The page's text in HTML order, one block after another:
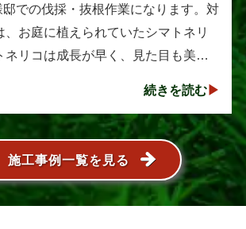
での伐採・抜根作業になります。対
、お庭に植えられていたシマトネリ
ネリコは成長が早く、見た目も美し
続きを読む
施工事例一覧を見る